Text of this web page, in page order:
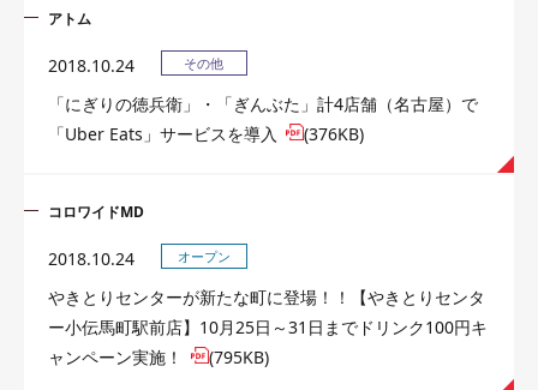
アトム
2018.10.24 その他
「にぎりの徳兵衛」・「ぎんぶた」計4店舗（名古屋）で
「Uber Eats」サービスを導入
(376KB)
コロワイドMD
2018.10.24 オープン
やきとりセンターが新たな町に登場！！【やきとりセンタ
ー小伝馬町駅前店】10月25日～31日までドリンク100円キ
ャンペーン実施！
(795KB)